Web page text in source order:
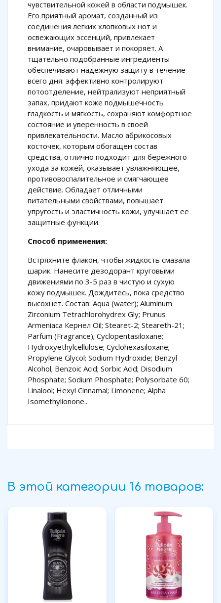
чувствительной кожей в области подмышек.
Его приятный аромат, созданный из
соединения легких хлопковых нот и
освежающих эссенций, привлекает
внимание, очаровывает и покоряет. А
тщательно подобранные ингредиенты
обеспечивают надежную защиту в течение
всего дня: эффективно контролируют
потоотделение, нейтрализуют неприятный
запах, придают коже подмышечность
гладкость и мягкость, сохраняют комфортное
состояние и уверенность в своей
привлекательности. Масло абрикосовых
косточек, которым обогащен состав
средства, отлично подходит для бережного
ухода за кожей, оказывает увлажняющее,
противовоспалительное и смягчающее
действие. Обладает отличными
питательными свойствами, повышает
упругость и эластичность кожи, улучшает ее
защитные функции.
Способ применения:
Встряхните флакон, чтобы жидкость смазала
шарик. Нанесите дезодорант круговыми
движениями по 3-5 раз в чистую и сухую
кожу подмышек. Дождитесь, пока средство
высохнет. Состав: Aqua (water); Aluminum
Zirconium Tetrachlorohydrex Gly; Prunus
Armeniaca Кернел Оil; Stearet-2; Steareth-21;
Parfum (Fragrance); Cyclopentasiloxane;
Нydroxyethylcellulose; Сyclohexasiloxane;
Рropylene Glycol; Sodium Нydroxide; Вenzyl
Аlcohol; Benzoic Аcid; Sorbic Аcid; Disodium
Рhosphate; Sodium Рhosphate; Polysorbate 60;
Linalool; Нexyl Сinnamal; Limonene; Alpha
Isomethylionone..
В этой категории 16 товаров: